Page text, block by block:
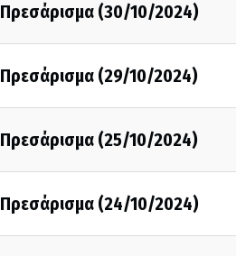
Πρεσάρισμα (30/10/2024)
Πρεσάρισμα (29/10/2024)
Πρεσάρισμα (25/10/2024)
Πρεσάρισμα (24/10/2024)